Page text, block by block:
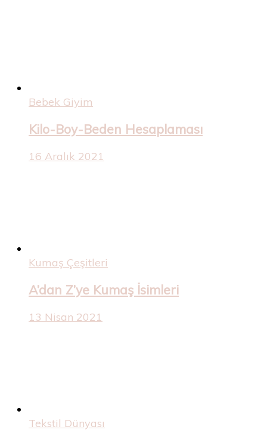
Bebek Giyim
Kilo-Boy-Beden Hesaplaması
16 Aralık 2021
Kumaş Çeşitleri
A’dan Z’ye Kumaş İsimleri
13 Nisan 2021
Tekstil Dünyası